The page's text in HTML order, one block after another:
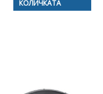
КОЛИЧКАТА